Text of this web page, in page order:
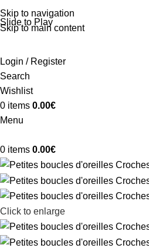
Skip to navigation
Skip to main content
Slide to Play
Login / Register
Search
Wishlist
0 items 0.00€
Menu
0 items 0.00€
Click to enlarge